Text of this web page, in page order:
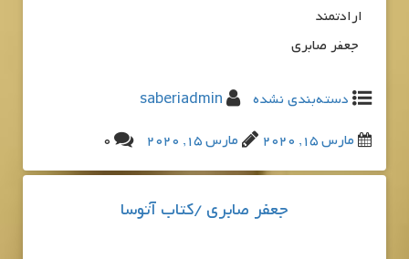
ارادتمند
جعفر صابری
دسته‌بندی نشده
saberiadmin
مارس 15, 2020
مارس 15, 2020 0
جعفر صابری /کتاب آتوسا